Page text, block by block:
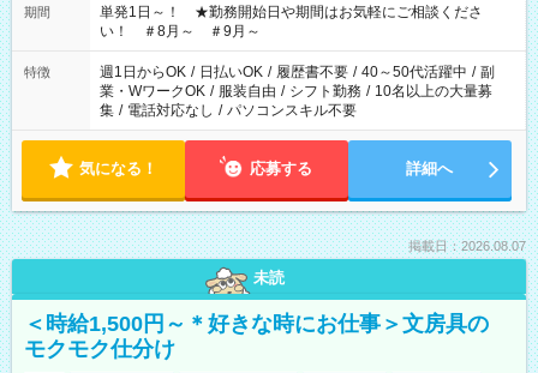
期間
単発1日～！ ★勤務開始日や期間はお気軽にご相談くださ
い！ ＃8月～ ＃9月～
特徴 週1日からOK / 日払いOK / 履歴書不要 / 40～50代活躍中 / 副
業・WワークOK / 服装自由 / シフト勤務 / 10名以上の大量募
集 / 電話対応なし / パソコンスキル不要
気になる！ 応募する 詳細へ
掲載日：2026.08.07
未読
＜時給1,500円～＊好きな時にお仕事＞文房具の
モクモク仕分け